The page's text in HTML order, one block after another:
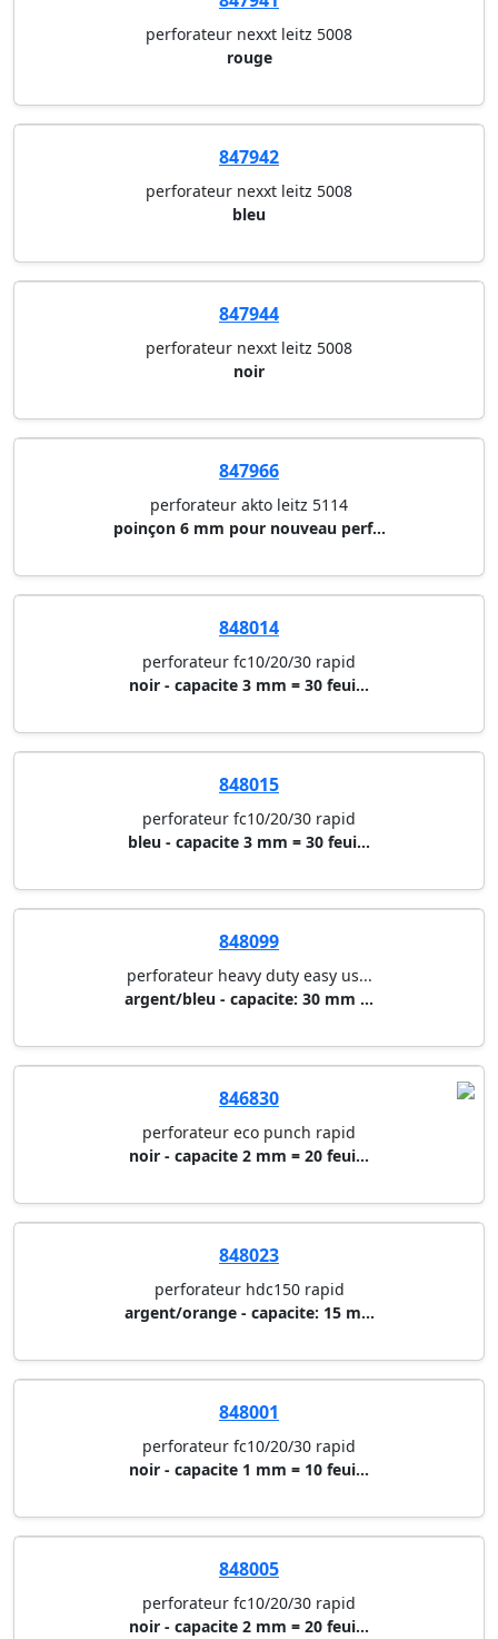
perforateur nexxt leitz 5008
rouge
847942
perforateur nexxt leitz 5008
bleu
847944
perforateur nexxt leitz 5008
noir
847966
perforateur akto leitz 5114
poinçon 6 mm pour nouveau perf...
848014
perforateur fc10/20/30 rapid
noir - capacite 3 mm = 30 feui...
848015
perforateur fc10/20/30 rapid
bleu - capacite 3 mm = 30 feui...
848099
perforateur heavy duty easy us...
argent/bleu - capacite: 30 mm ...
846830
perforateur eco punch rapid
noir - capacite 2 mm = 20 feui...
848023
perforateur hdc150 rapid
argent/orange - capacite: 15 m...
848001
perforateur fc10/20/30 rapid
noir - capacite 1 mm = 10 feui...
848005
perforateur fc10/20/30 rapid
noir - capacite 2 mm = 20 feui...